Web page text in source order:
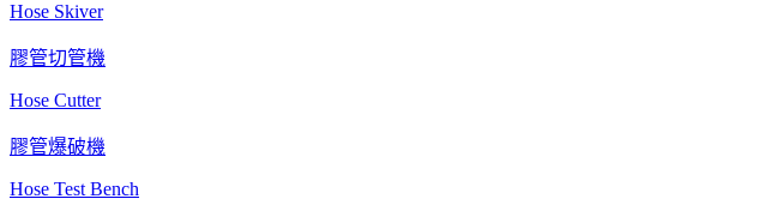
Hose Skiver
膠管切管機
Hose Cutter
膠管爆破機
Hose Test Bench